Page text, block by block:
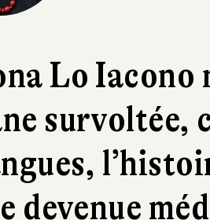
Lo Iacono
survoltée,
devenue